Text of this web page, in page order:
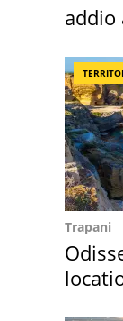
addio
Trapani